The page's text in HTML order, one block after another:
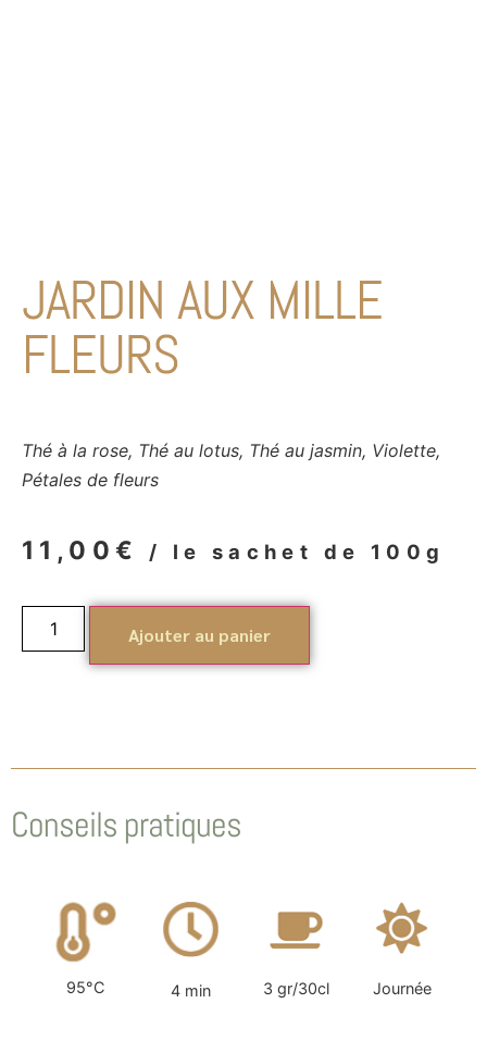
JARDIN AUX MILLE
FLEURS
Thé à la rose, Thé au lotus, Thé au jasmin, Violette,
Pétales de fleurs
11,00 € / le sachet de 100g
Ajouter au panier
Conseils pratiques
95°C 4 min 3 gr/30cl Journée